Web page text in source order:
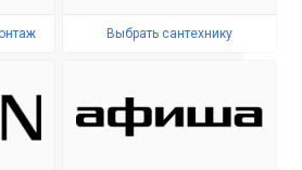
Выбрать сантехнику